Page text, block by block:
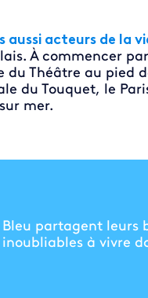
aussi acteurs de la
À commencer
Théâtre au pied
du Touquet, le
mer.
partagent leurs
à vivre